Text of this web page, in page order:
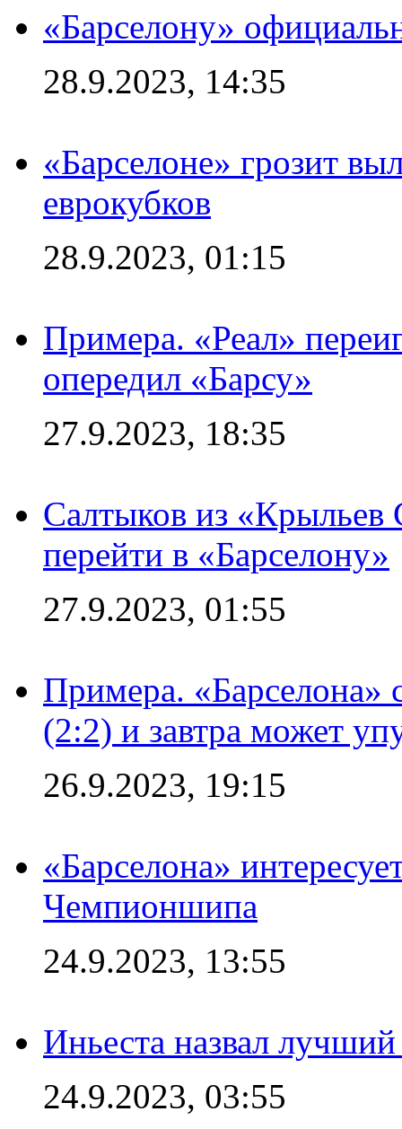
«Барселону»
28.9.2023, 14:35
«Барселоне» грозит
еврокубков
28.9.2023, 01:15
Примера. «Реал»
опередил «Барсу»
27.9.2023, 18:35
Салтыков из «Крыльев
перейти в «Барселону»
27.9.2023, 01:55
Примера. «Барселона»
(2:2) и завтра может
26.9.2023, 19:15
«Барселона»
Чемпионшипа
24.9.2023, 13:55
Иньеста назвал
24.9.2023, 03:55